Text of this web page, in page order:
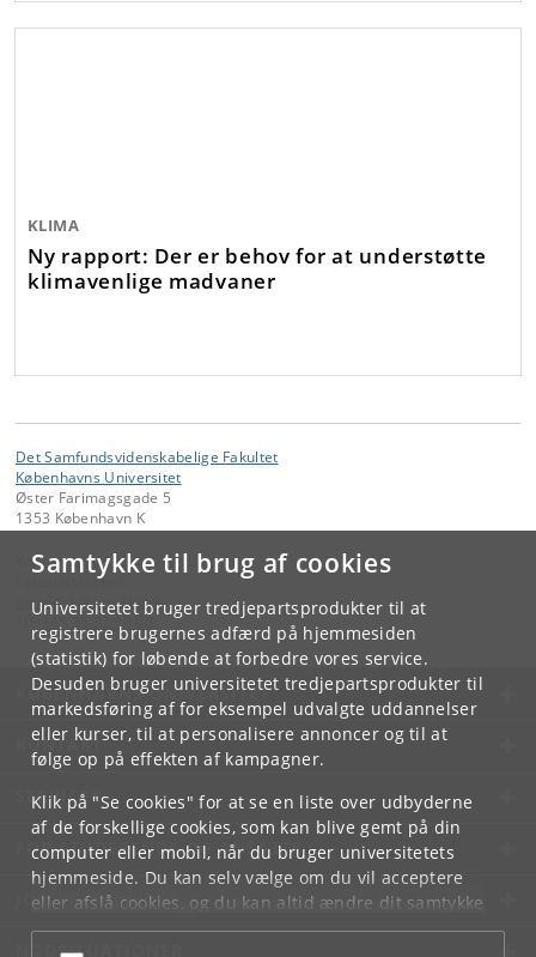
Samtykke til brug af cookies
Universitetet bruger tredjepartsprodukter til at
registrere brugernes adfærd på hjemmesiden
(statistik) for løbende at forbedre vores service.
Desuden bruger universitetet tredjepartsprodukter til
markedsføring af for eksempel udvalgte uddannelser
eller kurser, til at personalisere annoncer og til at
følge op på effekten af kampagner.
Klik på "Se cookies" for at se en liste over udbyderne
af de forskellige cookies, som kan blive gemt på din
computer eller mobil, når du bruger universitetets
hjemmeside. Du kan selv vælge om du vil acceptere
eller afslå cookies, og du kan altid ændre dit samtykke
underCookie- og privatlivspolitiksom du finder i
KLIMA
Ny rapport: Der er behov for at understøtte
klimavenlige madvaner
Det Samfundsvidenskabelige Fakultet
Københavns Universitet
Øster Farimagsgade 5
1353 København K
Kontakt:
Fakultetsstaben
samf-fak@samf.ku.dk
+45 35 32 10 00
KØBENHAVNS UNIVERSITET
KONTAKT
SERVICES
FOR STUDERENDE OG ANSATTE
JOB OG KARRIERE
NØDSITUATIONER